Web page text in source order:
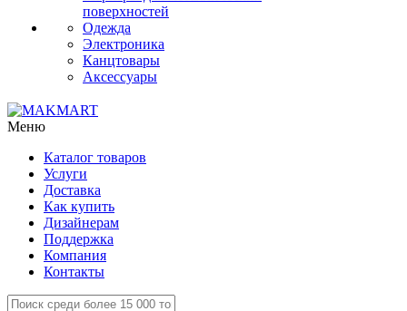
поверхностей
Одежда
Электроника
Канцтовары
Аксессуары
Меню
Каталог товаров
Услуги
Доставка
Как купить
Дизайнерам
Поддержка
Компания
Контакты